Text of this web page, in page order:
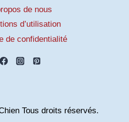
de nous
d’utilisation
de confidentialité
Tous droits réservés.